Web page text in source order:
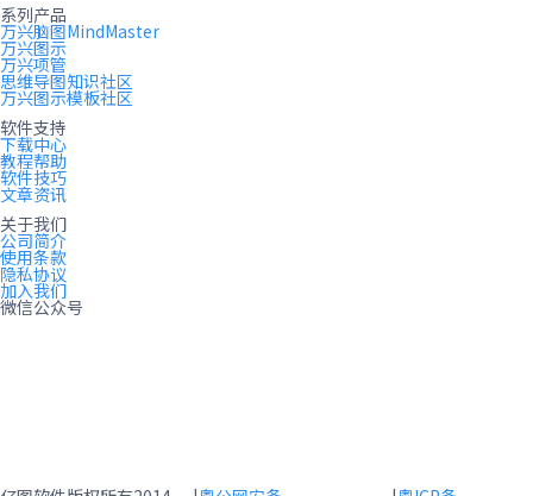
系列产品
万兴脑图MindMaster
万兴图示
万兴项管
思维导图知识社区
万兴图示模板社区
软件支持
下载中心
教程帮助
软件技巧
文章资讯
关于我们
公司简介
使用条款
隐私协议
加入我们
微信公众号